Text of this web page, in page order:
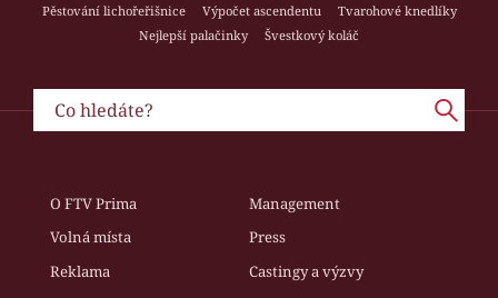
Pěstování lichořeřišnice
Výpočet ascendentu
Tvarohové knedlíky
Nejlepší palačinky
Švestkový koláč
O FTV Prima
Management
Volná místa
Press
Reklama
Castingy a výzvy